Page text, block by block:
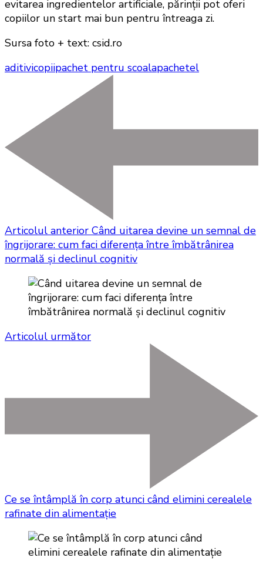
evitarea ingredientelor artificiale, părinții pot oferi
copiilor un start mai bun pentru întreaga zi.
Sursa foto + text: csid.ro
aditivicopiipachet pentru scoalapachetel
Articolul anterior Când uitarea devine un semnal de
îngrijorare: cum faci diferența între îmbătrânirea
normală și declinul cognitiv
Articolul următor
Ce se întâmplă în corp atunci când elimini cerealele
rafinate din alimentație